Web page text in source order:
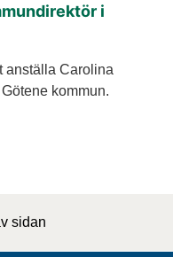
i
anställa Carolina
kommun.
sidan